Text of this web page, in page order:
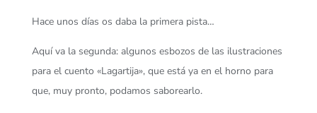
Hace unos días os daba la primera pista…
Aquí va la segunda: algunos esbozos de las ilustraciones
para el cuento «Lagartija», que está ya en el horno para
que, muy pronto, podamos saborearlo.